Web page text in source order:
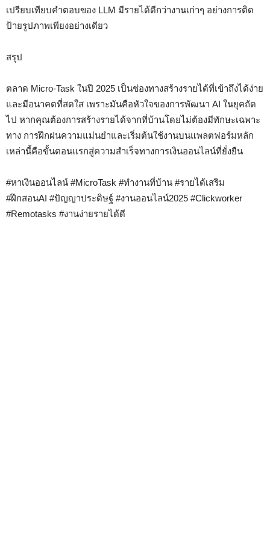
เปรียบเทียบคำตอบของ LLM มีรายได้ดีกว่างานเก่าๆ อย่างการติด
ป้ายรูปภาพเพียงอย่างเดียว
สรุป
ตลาด Micro-Task ในปี 2025 เป็นช่องทางสร้างรายได้ที่เข้าถึงได้ง่าย
และมีอนาคตที่สดใส เพราะมันคือหัวใจของการพัฒนา AI ในยุคถัด
ไป หากคุณต้องการสร้างรายได้จากที่บ้านโดยไม่ต้องมีทักษะเฉพาะ
ทาง การฝึกฝนความแม่นยำและเริ่มต้นใช้งานบนแพลตฟอร์มหลัก
เหล่านี้คือขั้นตอนแรกสู่ความสำเร็จทางการเงินออนไลน์ที่ยั่งยืน
#หาเงินออนไลน์ #MicroTask #ทำงานที่บ้าน #รายได้เสริม
#ฝึกสอนAI #ปัญญาประดิษฐ์ #งานออนไลน์2025 #Clickworker
#Remotasks #งานง่ายรายได้ดี